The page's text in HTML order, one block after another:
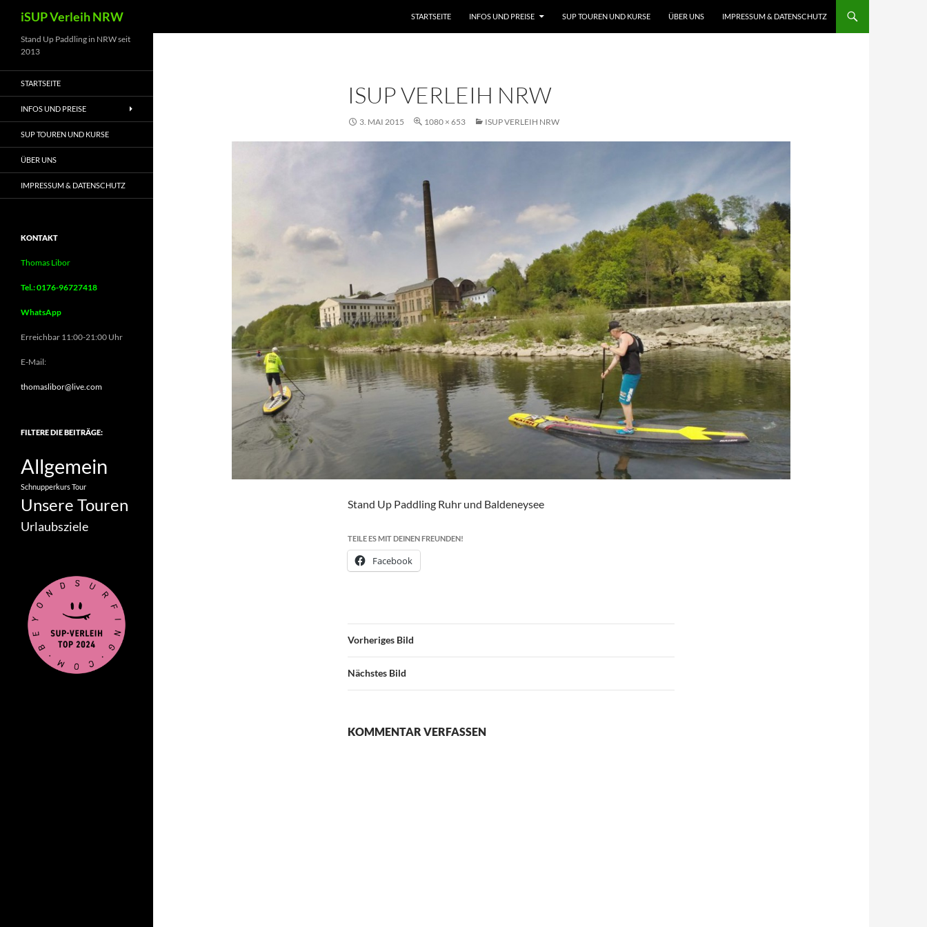
Zum
Inhalt
springen
iSUP Verleih NRW STARTSEITE INFOS UND PREISE SUP TOUREN UND KURSE ÜBER UNS IMPRESSUM & DATENSCHUTZ
ISUP VERLEIH NRW
3. MAI 2015 1080 × 653 ISUP VERLEIH NRW
Stand Up Paddling Ruhr und Baldeneysee
TEILE ES MIT DEINEN FREUNDEN!
Facebook
Vorheriges Bild
Nächstes Bild
KOMMENTAR VERFASSEN
Stand Up Paddling in NRW seit
2013
STARTSEITE
INFOS UND PREISE
SUP TOUREN UND KURSE
ÜBER UNS
IMPRESSUM & DATENSCHUTZ
KONTAKT
Thomas Libor
Tel.: 0176-96727418
WhatsApp
Erreichbar 11:00-21:00 Uhr
E-Mail:
thomaslibor@live.com
FILTERE DIE BEITRÄGE:
Allgemein
SchnupperkursTour
Unsere Touren
Urlaubsziele